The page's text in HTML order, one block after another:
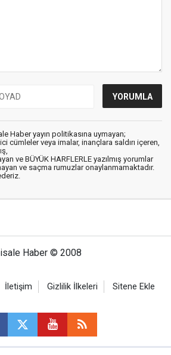
Haber yayın politikasına uymayan;
cümleler veya imalar, inançlara saldırı içeren,
ve BÜYÜK HARFLERLE yazılmış yorumlar
ve saçma rumuzlar onaylanmamaktadır.
Haber © 2008
İletişim Gizlilik İlkeleri Sitene Ekle